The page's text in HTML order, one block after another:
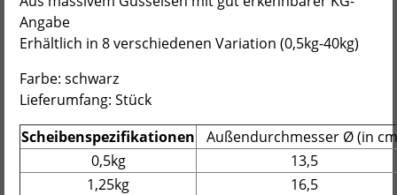
Angabe
Erhältlich in 8 verschiedenen Variation (0,5kg-40kg)
Farbe: schwarz
Lieferumfang: Stück
Scheibenspezifikationen
Außendurchmesser Ø (in
0,5kg
13,5
1,25kg
16,5